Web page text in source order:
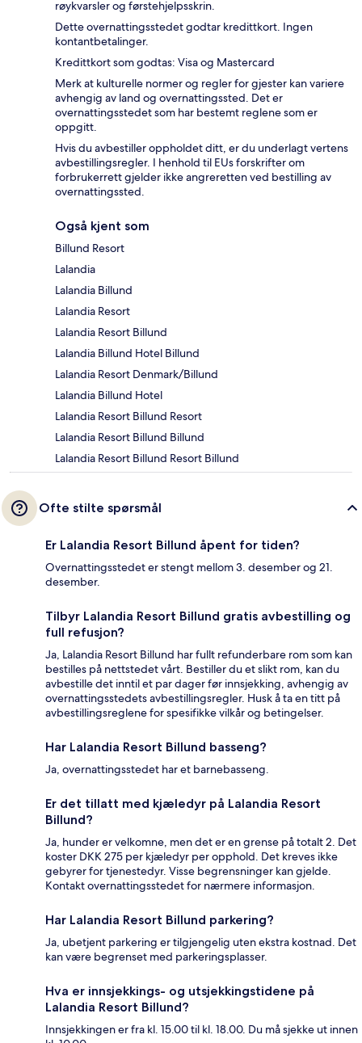
røykvarsler og førstehjelpsskrin.
Dette overnattingsstedet godtar kredittkort. Ingen
kontantbetalinger.
Kredittkort som godtas: Visa og Mastercard
Merk at kulturelle normer og regler for gjester kan variere
avhengig av land og overnattingssted. Det er
overnattingsstedet som har bestemt reglene som er
oppgitt.
Hvis du avbestiller oppholdet ditt, er du underlagt vertens
avbestillingsregler. I henhold til EUs forskrifter om
forbrukerrett gjelder ikke angreretten ved bestilling av
overnattingssted.
Også kjent som
Billund Resort
Lalandia
Lalandia Billund
Lalandia Resort
Lalandia Resort Billund
Lalandia Billund Hotel Billund
Lalandia Resort Denmark/Billund
Lalandia Billund Hotel
Lalandia Resort Billund Resort
Lalandia Resort Billund Billund
Lalandia Resort Billund Resort Billund
Ofte stilte spørsmål
Er Lalandia Resort Billund åpent for tiden?
Overnattingsstedet er stengt mellom 3. desember og 21.
desember.
Tilbyr Lalandia Resort Billund gratis avbestilling og
full refusjon?
Ja, Lalandia Resort Billund har fullt refunderbare rom som kan
bestilles på nettstedet vårt. Bestiller du et slikt rom, kan du
avbestille det inntil et par dager før innsjekking, avhengig av
overnattingsstedets avbestillingsregler. Husk å ta en titt på
avbestillingsreglene for spesifikke vilkår og betingelser.
Har Lalandia Resort Billund basseng?
Ja, overnattingsstedet har et barnebasseng.
Er det tillatt med kjæledyr på Lalandia Resort
Billund?
Ja, hunder er velkomne, men det er en grense på totalt 2. Det
koster DKK 275 per kjæledyr per opphold. Det kreves ikke
gebyrer for tjenestedyr. Visse begrensninger kan gjelde.
Kontakt overnattingsstedet for nærmere informasjon.
Har Lalandia Resort Billund parkering?
Ja, ubetjent parkering er tilgjengelig uten ekstra kostnad. Det
kan være begrenset med parkeringsplasser.
Hva er innsjekkings- og utsjekkingstidene på
Lalandia Resort Billund?
Innsjekkingen er fra kl. 15.00 til kl. 18.00. Du må sjekke ut innen